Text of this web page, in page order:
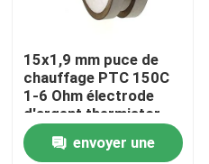
Thermistors NTC
Thermistance de SMD NTC
15x1,9 mm puce de
chauffage PTC 150C
1-6 Ohm électrode
d'argent thermistor
envoyer une